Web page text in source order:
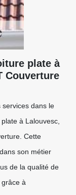
plate à
Couverture
services dans le
à Lalouvesc,
Cette
son métier
de la qualité de
à